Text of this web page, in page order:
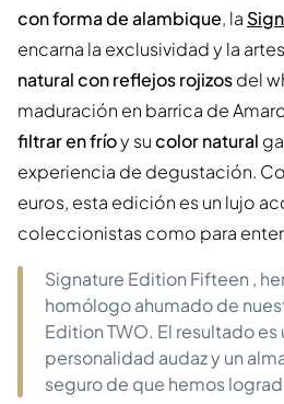
con forma de alambique, la
encarna la exclusividad y la
natural con reflejos rojizosdel
maduración en barrica de
filtrar en fríoy sucolor natural
experiencia de degustación.
euros, esta edición es un lujo
coleccionistas como para
Signature Edition Fifteen ,
homólogo ahumado de
Edition TWO. El resultado es
personalidad audaz y un
seguro de que hemos